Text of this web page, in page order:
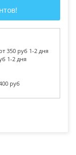
350 руб 1-2 дня
1-2 дня
руб